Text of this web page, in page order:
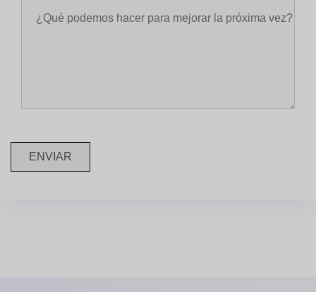
ENVIAR